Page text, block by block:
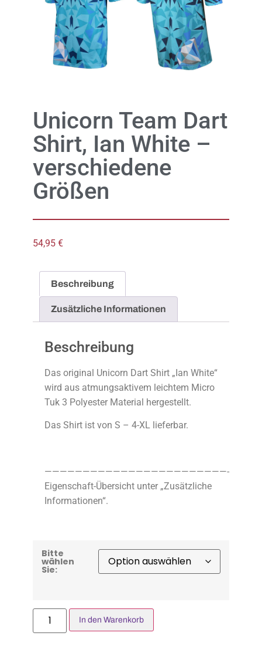
Unicorn Team Dart
Shirt, Ian White –
verschiedene
Größen
54,95 €
Beschreibung
Zusätzliche Informationen
Beschreibung
Das original Unicorn Dart Shirt „Ian White“
wird aus atmungsaktivem leichtem Micro
Tuk 3 Polyester Material hergestellt.
Das Shirt ist von S – 4-XL lieferbar.
————————————————————————-
Eigenschaft-Übersicht unter „Zusätzliche
Informationen“.
Bitte
wählen
Sie:
In den Warenkorb